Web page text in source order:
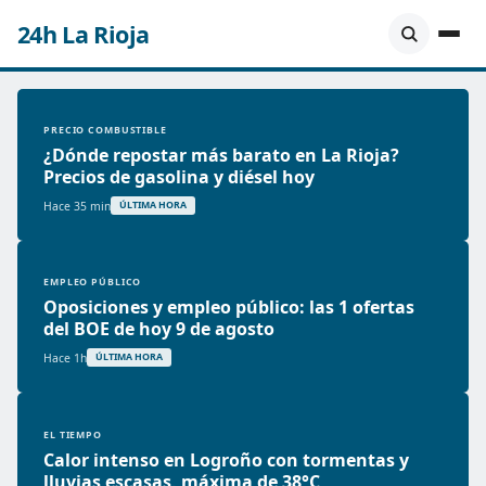
24h La Rioja
PRECIO COMBUSTIBLE
¿Dónde repostar más barato en La Rioja?
Precios de gasolina y diésel hoy
Hace 35 min ÚLTIMA HORA
EMPLEO PÚBLICO
Oposiciones y empleo público: las 1 ofertas
del BOE de hoy 9 de agosto
Hace 1h ÚLTIMA HORA
EL TIEMPO
Calor intenso en Logroño con tormentas y